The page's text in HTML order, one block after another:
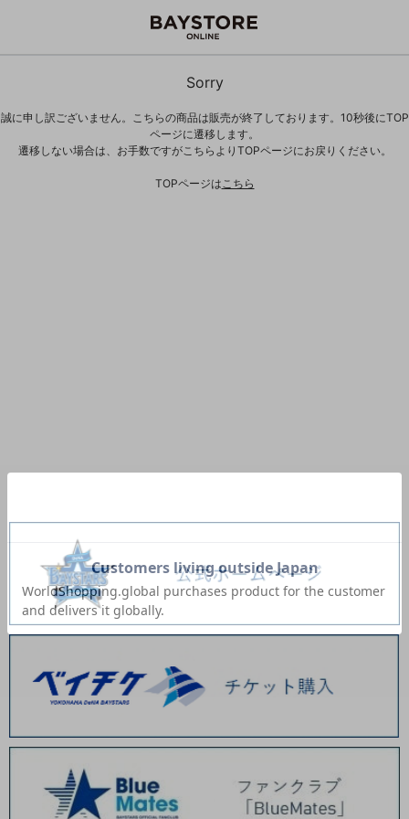
Sorry
誠に申し訳ございません。こちらの商品は販売が終了しております。10秒後にTOP
ページに遷移します。
遷移しない場合は、お手数ですがこちらよりTOPページにお戻りください。
TOPページはこちら